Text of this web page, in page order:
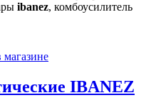
ibanez, комбоусилитель
IBANEZ